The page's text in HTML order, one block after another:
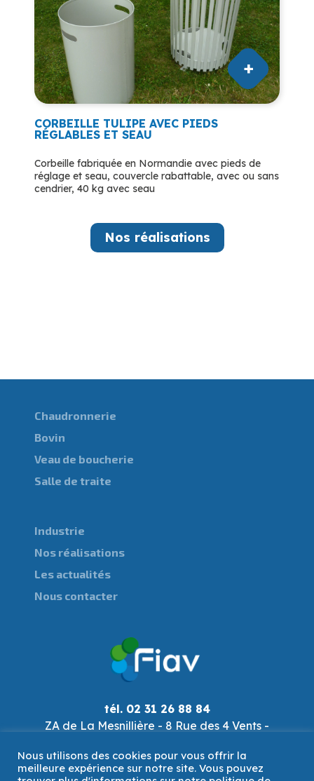
CORBEILLE TULIPE AVEC PIEDS
RÉGLABLES ET SEAU
Corbeille fabriquée en Normandie avec pieds de
réglage et seau, couvercle rabattable, avec ou sans
cendrier, 40 kg avec seau
Nos réalisations
Chaudronnerie
Bovin
Veau de boucherie
Salle de traite
Industrie
Nos réalisations
Les actualités
Nous contacter
tél. 02 31 26 88 84
ZA de La Mesnillière - 8 Rue des 4 Vents -
fiav@fiav.com
Nous utilisons des cookies pour vous offrir la
meilleure expérience sur notre site. Vous pouvez